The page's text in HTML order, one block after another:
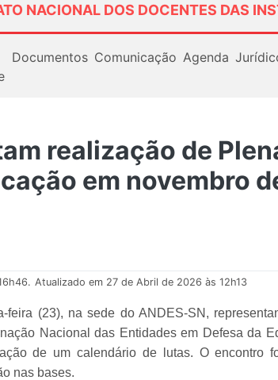
NACIONAL DOS DOCENTES DAS
Documentos Comunicação Agenda
realização de
em novembro
Atualizado em 27 de Abril de 2026 às 12h13
feira (23), na sede do ANDES-SN,
Nacional das Entidades em Defesa da
de um calendário de lutas. O encontro
nas bases.
ANDES-SN
Solidariedade
13 de agosto
O ANDES-SN
conjunto da